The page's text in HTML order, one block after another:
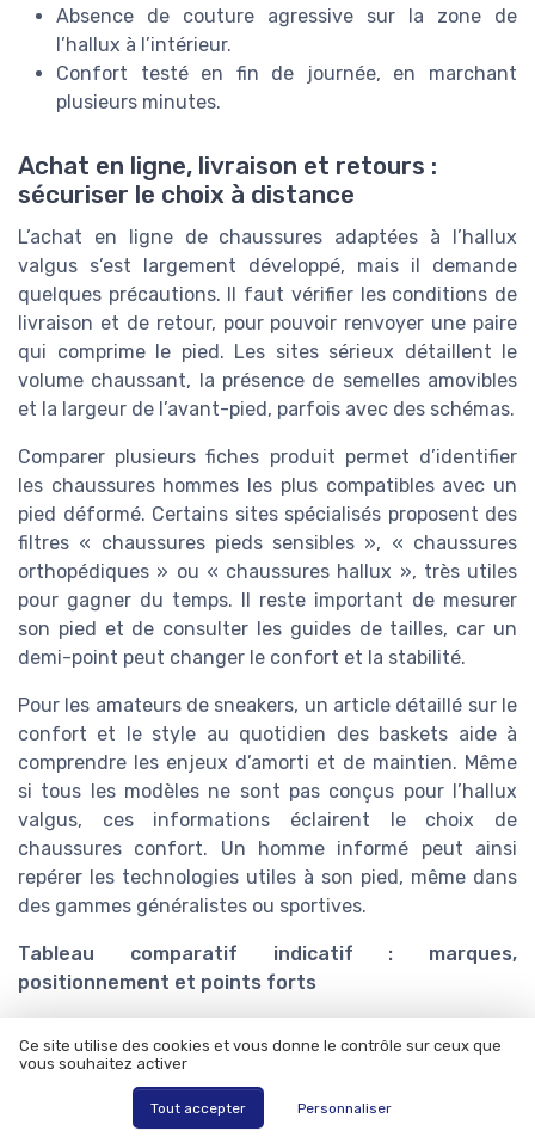
Absence de couture agressive sur la zone de
l’hallux à l’intérieur.
Confort testé en fin de journée, en marchant
plusieurs minutes.
Achat en ligne, livraison et retours :
sécuriser le choix à distance
L’achat en ligne de chaussures adaptées à l’hallux
valgus s’est largement développé, mais il demande
quelques précautions. Il faut vérifier les conditions de
livraison et de retour, pour pouvoir renvoyer une paire
qui comprime le pied. Les sites sérieux détaillent le
volume chaussant, la présence de semelles amovibles
et la largeur de l’avant-pied, parfois avec des schémas.
Comparer plusieurs fiches produit permet d’identifier
les chaussures hommes les plus compatibles avec un
pied déformé. Certains sites spécialisés proposent des
filtres « chaussures pieds sensibles », « chaussures
orthopédiques » ou « chaussures hallux », très utiles
pour gagner du temps. Il reste important de mesurer
son pied et de consulter les guides de tailles, car un
demi-point peut changer le confort et la stabilité.
Pour les amateurs de sneakers, un article détaillé sur le
confort et le style au quotidien des baskets aide à
comprendre les enjeux d’amorti et de maintien. Même
si tous les modèles ne sont pas conçus pour l’hallux
valgus, ces informations éclairent le choix de
chaussures confort. Un homme informé peut ainsi
repérer les technologies utiles à son pied, même dans
des gammes généralistes ou sportives.
Tableau comparatif indicatif : marques,
positionnement et points forts
Marque
Type
principal
Fourchette
(EUR)
Points forts
Ce site utilise des cookies et vous donne le contrôle sur ceux que
vous souhaitez activer
Tout accepter Personnaliser